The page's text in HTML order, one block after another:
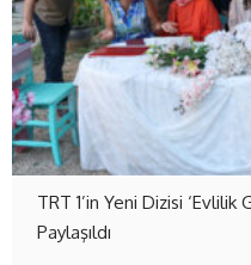
TRT 1’in Yeni Dizisi
Paylaşıldı